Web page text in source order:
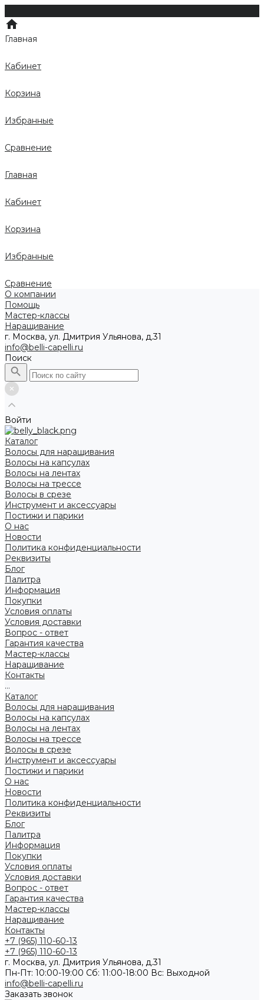
Главная
Кабинет
Корзина
Избранные
Сравнение
Главная
Кабинет
Корзина
Избранные
Сравнение
О компании
Помощь
Мастер-классы
Наращивание
г. Москва, ул. Дмитрия Ульянова, д.31
info@belli-capelli.ru
Поиск
Войти
Каталог
Волосы для наращивания
Волосы на капсулах
Волосы на лентах
Волосы на трессе
Волосы в срезе
Инструмент и аксессуары
Постижи и парики
О нас
Новости
Политика конфиденциальности
Реквизиты
Блог
Палитра
Информация
Покупки
Условия оплаты
Условия доставки
Вопрос - ответ
Гарантия качества
Мастер-классы
Наращивание
Контакты
...
Каталог
Волосы для наращивания
Волосы на капсулах
Волосы на лентах
Волосы на трессе
Волосы в срезе
Инструмент и аксессуары
Постижи и парики
О нас
Новости
Политика конфиденциальности
Реквизиты
Блог
Палитра
Информация
Покупки
Условия оплаты
Условия доставки
Вопрос - ответ
Гарантия качества
Мастер-классы
Наращивание
Контакты
+7 (965) 110-60-13
+7 (965) 110-60-13
г. Москва, ул. Дмитрия Ульянова, д.31
Пн-Пт: 10:00-19:00 Cб: 11:00-18:00 Вс: Выходной
info@belli-capelli.ru
Заказать звонок